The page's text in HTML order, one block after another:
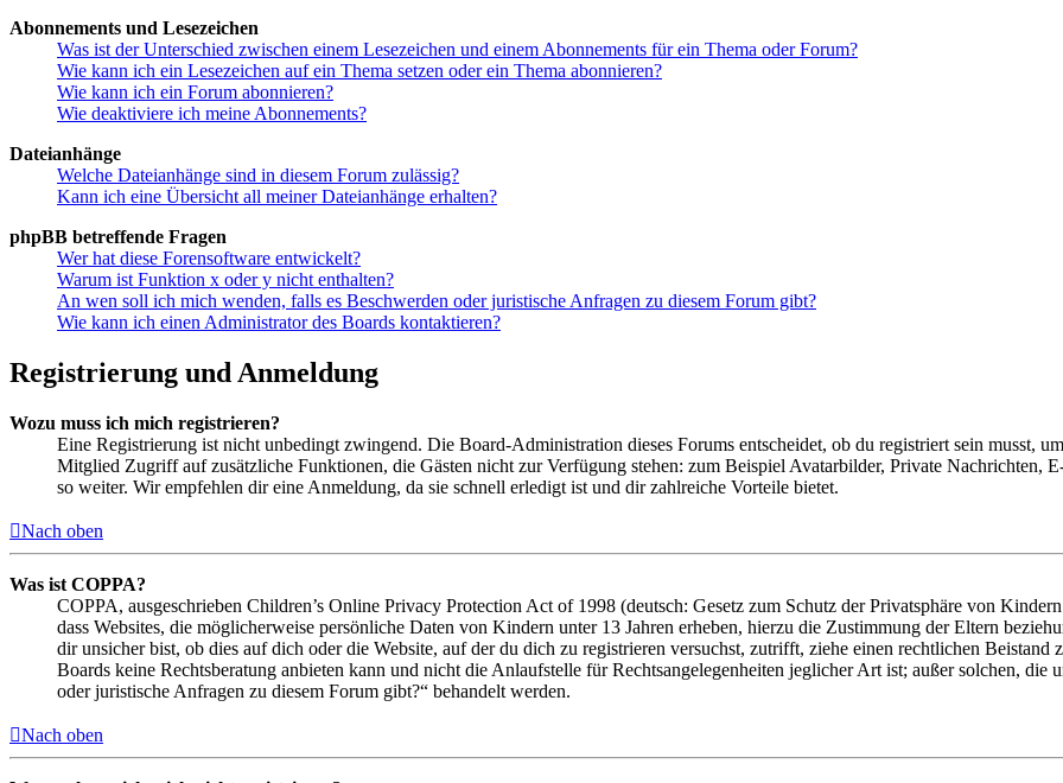
Abonnements und Lesezeichen
Was ist der Unterschied zwischen einem Lesezeichen und einem Abonnements für ein Thema oder Forum?
Wie kann ich ein Lesezeichen auf ein Thema setzen oder ein Thema abonnieren?
Wie kann ich ein Forum abonnieren?
Wie deaktiviere ich meine Abonnements?
Dateianhänge
Welche Dateianhänge sind in diesem Forum zulässig?
Kann ich eine Übersicht all meiner Dateianhänge erhalten?
phpBB betreffende Fragen
Wer hat diese Forensoftware entwickelt?
Warum ist Funktion x oder y nicht enthalten?
An wen soll ich mich wenden, falls es Beschwerden oder juristische Anfragen zu diesem Forum gibt?
Wie kann ich einen Administrator des Boards kontaktieren?
Registrierung und Anmeldung
Wozu muss ich mich registrieren?
Eine Registrierung ist nicht unbedingt zwingend. Die Board-Administration dieses Forums entscheidet, ob du registriert sein musst,
Mitglied Zugriff auf zusätzliche Funktionen, die Gästen nicht zur Verfügung stehen: zum Beispiel Avatarbilder, Private Nachrichten,
so weiter. Wir empfehlen dir eine Anmeldung, da sie schnell erledigt ist und dir zahlreiche Vorteile bietet.
Nach oben
Was ist COPPA?
COPPA, ausgeschrieben Children’s Online Privacy Protection Act of 1998 (deutsch: Gesetz zum Schutz der Privatsphäre von
dass Websites, die möglicherweise persönliche Daten von Kindern unter 13 Jahren erheben, hierzu die Zustimmung der Eltern
dir unsicher bist, ob dies auf dich oder die Website, auf der du dich zu registrieren versuchst, zutrifft, ziehe einen rechtlichen
Boards keine Rechtsberatung anbieten kann und nicht die Anlaufstelle für Rechtsangelegenheiten jeglicher Art ist; außer solchen,
oder juristische Anfragen zu diesem Forum gibt?“ behandelt werden.
Nach oben